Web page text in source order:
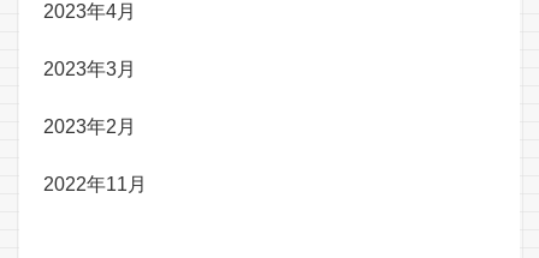
2023年4月
2023年3月
2023年2月
2022年11月